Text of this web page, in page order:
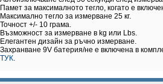
Памет за максималното тегло, когато е
Максимално тегло за измерване 25 кг.
Точност +/- 10 грама.
Възможност за измерване в kg или Lbs.
Елегантен дизайн за ръчно измерване.
Захранване 9V батерия/не е включена в
ТУК.